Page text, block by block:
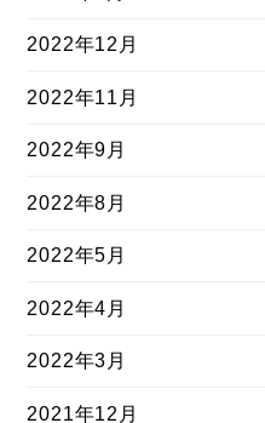
2022年12月
2022年11月
2022年9月
2022年8月
2022年5月
2022年4月
2022年3月
2021年12月